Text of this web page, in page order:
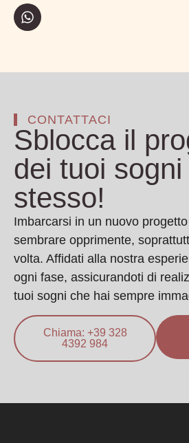
CONTATTACI
Sblocca il
dei tuoi sogni
stesso!
Imbarcarsi in un nuovo
sembrare opprimente,
volta. Affidati alla nostra
ogni fase, assicurandoti di
tuoi sogni che hai sempre
Chiama: +39 328
4392 984